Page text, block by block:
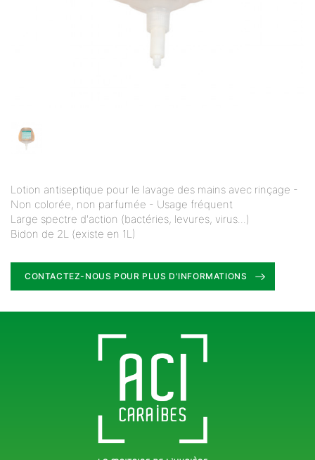
Lotion antiseptique pour le lavage des mains avec rinçage -
Non colorée, non parfumée - Usage fréquent
Large spectre d'action (bactéries, levures, virus...)
Bidon de 2L (existe en 1L)
CONTACTEZ-NOUS POUR PLUS D'INFORMATIONS